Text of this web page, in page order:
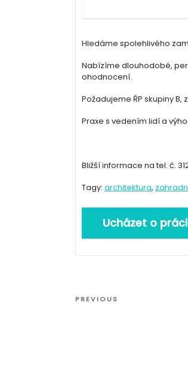
Hledáme spolehlivého
Nabízíme dlouhodobé,
ohodnocení.
Požadujeme ŘP skupiny
Praxe s vedením lidí a
Bližší informace na tel. č.
Tagy: architektura,
Navigace
Previous
PREVIOUS